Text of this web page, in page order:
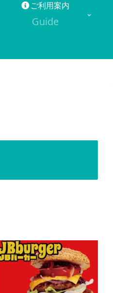
ご利用案内
Guide